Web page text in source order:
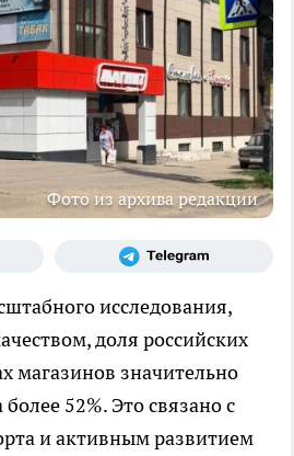
Фото из архива редакции
исследования,
доля российских
магазинов значительно
52%. Это связано с
и активным развитием